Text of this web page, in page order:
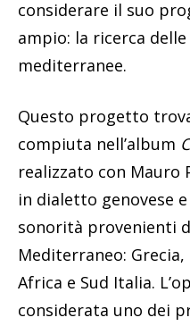
considerare il suo
ampio: la ricerca
mediterranee.
Questo progetto
compiuta nell’album
realizzato con Mauro
in dialetto genovese
sonorità provenienti
Mediterraneo:
Africa e Sud Italia.
considerata uno dei